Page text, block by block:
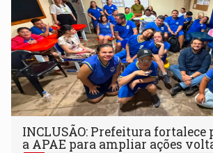
INCLUSÃO: Prefeitura fortalece
a APAE para ampliar ações